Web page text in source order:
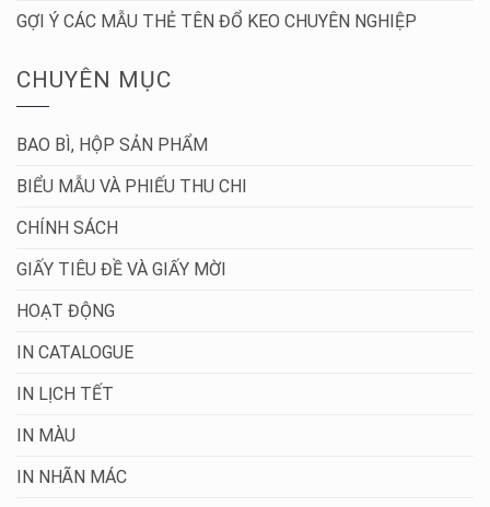
GỢI Ý CÁC MẪU THẺ TÊN ĐỔ KEO CHUYÊN NGHIỆP
CHUYÊN MỤC
BAO BÌ, HỘP SẢN PHẨM
BIỂU MẪU VÀ PHIẾU THU CHI
CHÍNH SÁCH
GIẤY TIÊU ĐỀ VÀ GIẤY MỜI
HOẠT ĐỘNG
IN CATALOGUE
IN LỊCH TẾT
IN MÀU
IN NHÃN MÁC